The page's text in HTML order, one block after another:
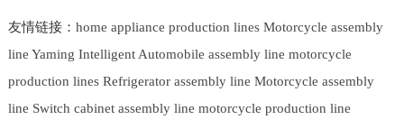
友情链接： home appliance production lines Motorcycle assembly
line Yaming Intelligent Automobile assembly line motorcycle
production lines Refrigerator assembly line Motorcycle assembly
line Switch cabinet assembly line motorcycle production line